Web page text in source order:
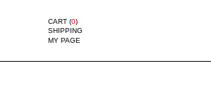
CART (0)
SHIPPING
MY PAGE